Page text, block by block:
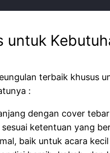
untuk
terbaik
:
dengan cover
ketentuan yang
baik untuk acara